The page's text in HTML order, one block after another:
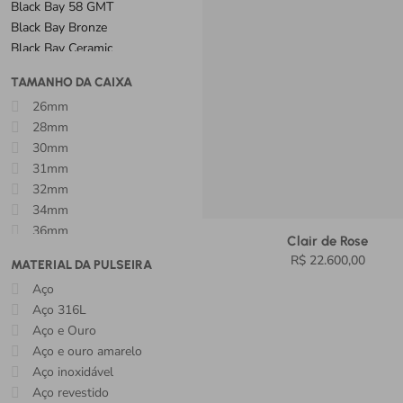
Black Bay 58 GMT
Black Bay Bronze
Black Bay Ceramic
Black Bay GMT
Black Bay Pro
Clair de Rose
Montblanc 1858 Collection
Montblanc 1858 Iced Sea
Montblanc Bohème
Montblanc Star Legacy
Montblanc Summit 3
Ranger
TAG Heuer Aquaracer
TAG Heuer Autavia
TAG Heuer Carrera
TAG Heuer Formula 1
TAMANHO DA CAIXA
26mm
28mm
30mm
31mm
32mm
34mm
36mm
38mm
39mm
40mm
41mm
42mm
43mm
44mm
MATERIAL DA PULSEIRA
Aço
Aço 316L
Aço e Ouro
Aço e ouro amarelo
Aço inoxidável
Aço revestido
Clair de Rose
R$ 22.600,00